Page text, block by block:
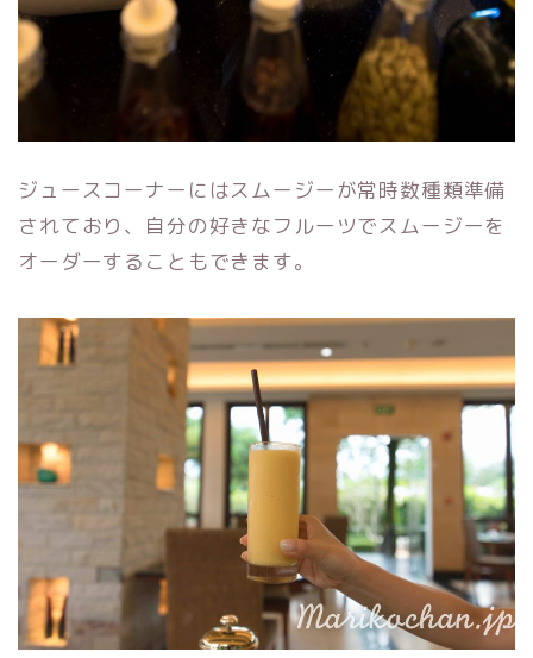
ジュースコーナーにはスムージーが常時数種類準備
されており、自分の好きなフルーツでスムージーを
オーダーすることもできます。